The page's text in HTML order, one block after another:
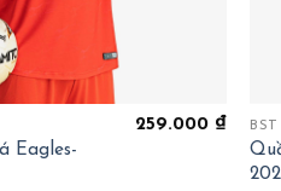
Eagles-
259.000 ₫